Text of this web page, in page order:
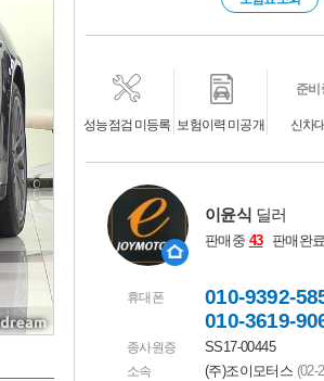
성능점검 미등록 보험이력 미공개 신차
준비
이윤식 딜러
판매중 43 판매완료
휴대폰
010-9392-
010-3619-
종사원증 SS17-00445
소속 (주)조이모터스 (02-